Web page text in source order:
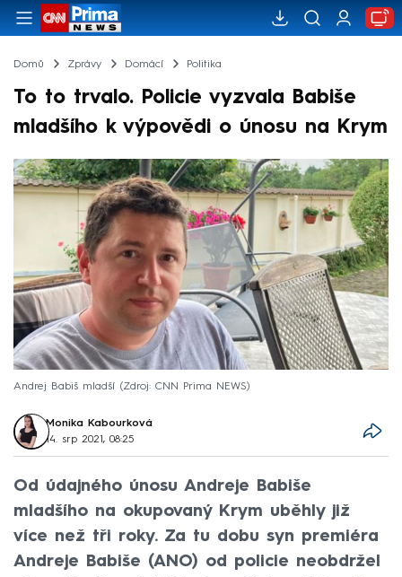
Domů Zprávy Domácí Politika
To to trvalo. Policie vyzvala Babiše
mladšího k výpovědi o únosu na Krym
Andrej Babiš mladší Zdroj: CNN Prima NEWS
Monika Kabourková
14. srp 2021, 08:25
Od údajného únosu Andreje Babiše
mladšího na okupovaný Krym uběhly již
více než tři roky. Za tu dobu syn premiéra
Andreje Babiše (ANO) od policie neobdržel